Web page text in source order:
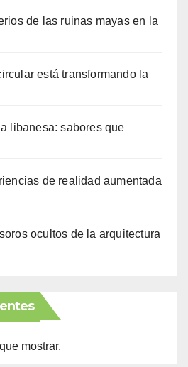
de las ruinas mayas en la
está transformando la
libanesa: sabores que
de realidad aumentada
ocultos de la arquitectura
mostrar.